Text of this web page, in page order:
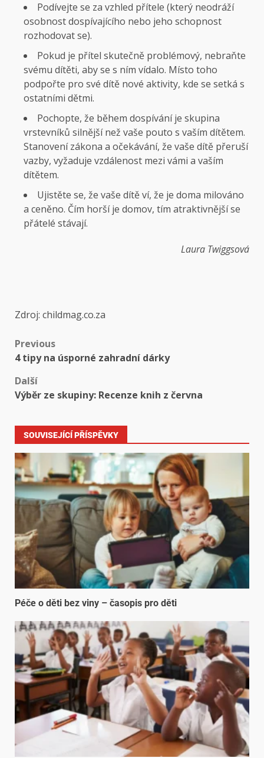
Podívejte se za vzhled přítele (který neodráží
osobnost dospívajícího nebo jeho schopnost
rozhodovat se).
Pokud je přítel skutečně problémový, nebraňte
svému dítěti, aby se s ním vídalo. Místo toho
podpořte pro své dítě nové aktivity, kde se setká s
ostatními dětmi.
Pochopte, že během dospívání je skupina
vrstevníků silnější než vaše pouto s vaším dítětem.
Stanovení zákona a očekávání, že vaše dítě přeruší
vazby, vyžaduje vzdálenost mezi vámi a vaším
dítětem.
Ujistěte se, že vaše dítě ví, že je doma milováno
a ceněno. Čím horší je domov, tím atraktivnější se
přátelé stávají.
Laura Twiggsová
Zdroj: childmag.co.za
Previous
4 tipy na úsporné zahradní dárky
Další
Výběr ze skupiny: Recenze knih z června
SOUVISEJÍCÍ PŘÍSPĚVKY
Péče o děti bez viny – časopis pro děti